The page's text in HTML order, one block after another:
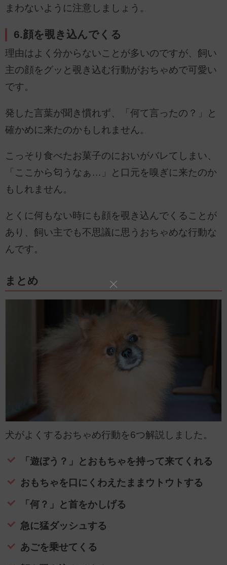
まわないように注意しましょう。
6.顔を覗き込んでくる
理由はよく分からないことが多いのですが、飼い
主の顔をグッと覗き込む行動がおちゃめで可愛い
です。
発した言葉が聞き慣れず、「何て言ったの？」と
確かめに来たのかもしれません。
こっそり食べたお菓子のにおいがバレてしまい、
「ここから匂うなぁ…」と口元を嗅ぎに来たのか
もしれません。
とくに何もない時にも顔を覗き込んでくることが
あり、飼い主でも不思議に思うおちゃめな行動な
んです。
まとめ
犬がよくするおちゃめ行動を6つ解説しました。
「遊ぼう？」とおもちゃを持って来てくれる
おもちゃを口にくわえたままウトウトする
「何？」と首をかしげる
急に猛ダッシュする
あごを乗せてくる